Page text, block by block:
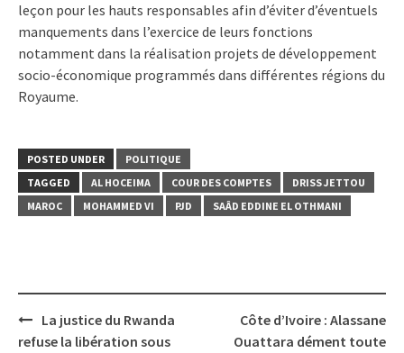
leçon pour les hauts responsables afin d’éviter d’éventuels
manquements dans l’exercice de leurs fonctions
notamment dans la réalisation projets de développement
socio-économique programmés dans différentes régions du
Royaume.
POSTED UNDER
POLITIQUE
TAGGED
AL HOCEIMA COUR DES COMPTES
DRISS JETTOU
MAROC
MOHAMMED VI PJD SAÂD EDDINE EL OTHMANI
Post
navigation
La justice du Rwanda
refuse la libération sous
Côte d’Ivoire : Alassane
Ouattara dément toute